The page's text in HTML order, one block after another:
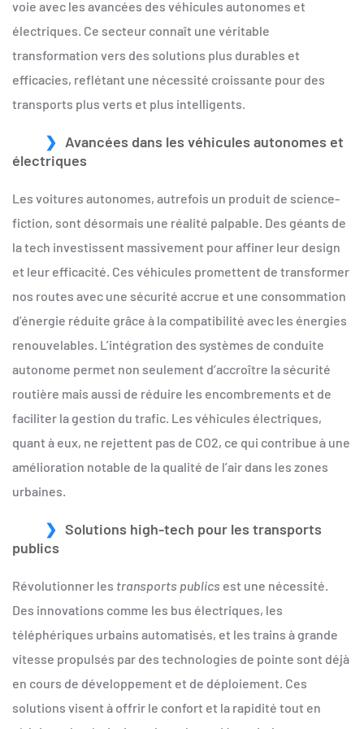
voie avec les avancées des véhicules autonomes et
électriques. Ce secteur connaît une véritable
transformation vers des solutions plus durables et
efficacies, reflétant une nécessité croissante pour des
transports plus verts et plus intelligents.
Avancées dans les véhicules autonomes et
électriques
Les voitures autonomes, autrefois un produit de science-
fiction, sont désormais une réalité palpable. Des géants de
la tech investissent massivement pour affiner leur design
et leur efficacité. Ces véhicules promettent de transformer
nos routes avec une sécurité accrue et une consommation
d’énergie réduite grâce à la compatibilité avec les énergies
renouvelables. L’intégration des systèmes de conduite
autonome permet non seulement d’accroître la sécurité
routière mais aussi de réduire les encombrements et de
faciliter la gestion du trafic. Les véhicules électriques,
quant à eux, ne rejettent pas de CO2, ce qui contribue à une
amélioration notable de la qualité de l’air dans les zones
urbaines.
Solutions high-tech pour les transports
publics
Révolutionner les transports publics est une nécessité.
Des innovations comme les bus électriques, les
téléphériques urbains automatisés, et les trains à grande
vitesse propulsés par des technologies de pointe sont déjà
en cours de développement et de déploiement. Ces
solutions visent à offrir le confort et la rapidité tout en